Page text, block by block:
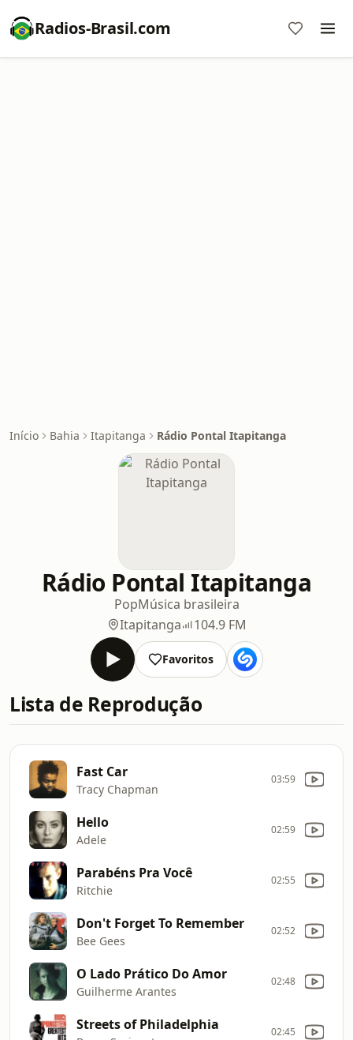
Radios-Brasil.com
Início Bahia Itapitanga Rádio Pontal Itapitanga
Rádio Pontal Itapitanga
PopMúsica brasileira
Itapitanga
104.9 FM
Favoritos
Lista de Reprodução
Fast Car
Tracy Chapman
03:59
Hello
Adele
02:59
Parabéns Pra Você
Ritchie
02:55
Don't Forget To Remember
Bee Gees
02:52
O Lado Prático Do Amor
Guilherme Arantes
02:48
Streets of Philadelphia 02:45